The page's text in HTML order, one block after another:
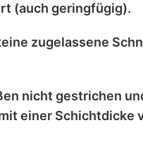
(auch geringfügig).
zugelassene
nicht gestrichen
einer Schichtdicke